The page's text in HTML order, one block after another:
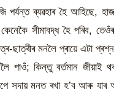
পৰ্যন্ত ব্যৱহাৰ হৈ আহিছে,
সীমাবদ্ধ হৈ পৰিব,
ছাত্ৰীৰ মনলৈ প্ৰায়ে এটা
পাওঁ; কিন্তু বৰ্তমান
সদায় মনত ৰখা হ’ব আৰু